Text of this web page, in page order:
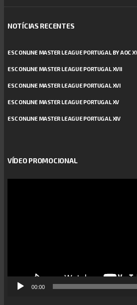
NOTÍCIAS RECENTES
ESC ONLINE MASTER LEAGUE PORTUGAL BY AOC
ESC ONLINE MASTER LEAGUE PORTUGAL XVII
ESC ONLINE MASTER LEAGUE PORTUGAL XVI
ESC ONLINE MASTER LEAGUE PORTUGAL XV
ESC ONLINE MASTER LEAGUE PORTUGAL XIV
VÍDEO PROMOCIONAL
00:00